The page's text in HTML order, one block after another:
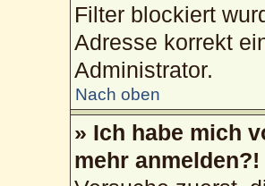
Filter blockiert
Adresse korrekt
Administrator.
Nach oben
» Ich habe mich
mehr anmelden?!